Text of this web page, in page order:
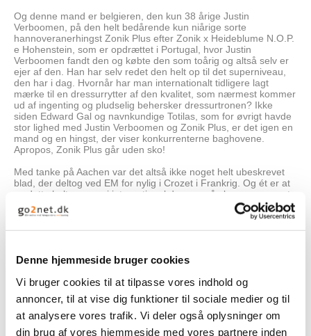
Denne hjemmeside bruger cookies
Vi bruger cookies til at tilpasse vores indhold og
annoncer, til at vise dig funktioner til sociale medier og til
at analysere vores trafik. Vi deler også oplysninger om
din brug af vores hjemmeside med vores partnere inden
Og denne mand er belgieren, den kun 38 årige Justin
Verboomen, på den helt bedårende kun niårige sorte
hannoveranerhingst Zonik Plus efter Zonik x Heideblume N.O.P.
e Hohenstein, som er opdrættet i Portugal, hvor Justin
Verboomen fandt den og købte den som toårig og altså selv er
ejer af den. Han har selv redet den helt op til det superniveau,
den har i dag. Hvornår har man internationalt tidligere lagt
mærke til en dressurrytter af den kvalitet, som nærmest kommer
ud af ingenting og pludselig behersker dressurtronen? Ikke
siden Edward Gal og navnkundige Totilas, som for øvrigt havde
stor lighed med Justin Verboomen og Zonik Plus, er det igen en
mand og en hingst, der viser konkurrenterne baghovene.
Apropos, Zonik Plus går uden sko!
Med tanke på Aachen var det altså ikke noget helt ubeskrevet
blad, der deltog ved EM for nylig i Crozet i Frankrig. Og ét er at
se dette helt nye par i international dressur på skærmen, noget
andet var at se dem live. Selvom der i holdkonkurrencen, som
strakte sig over to dage, var mange interessante heste, og
øvelser som pirouetter, piaffe og passage. Hvor svært kan det
good-kombination. De blev tredjebedst af de i alt 59 startende
med 79,084%, men der var jo ingen individuel dotering. Især
takket være Zonik Plus blev Belgien for første gang så flot
placeret som en fjerdeplads. Det var i denne klasse, at Cathrine
Laudrup-Dufour og Mount St. John Freestyle lagde sig i spidsen